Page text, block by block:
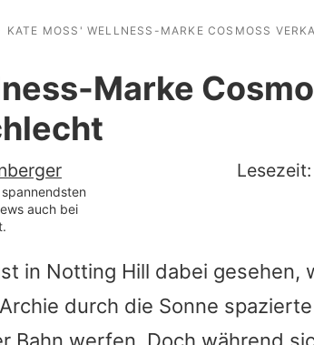
Royals
Stars
Filme & Serien
Familie & Liebe
Themen auf Promiflash
KATE MOSS' WELLNESS-MARKE COSMOSS
Marke
Lesezeit:
auch bei
in Notting Hill dabei gesehen,
durch die Sonne